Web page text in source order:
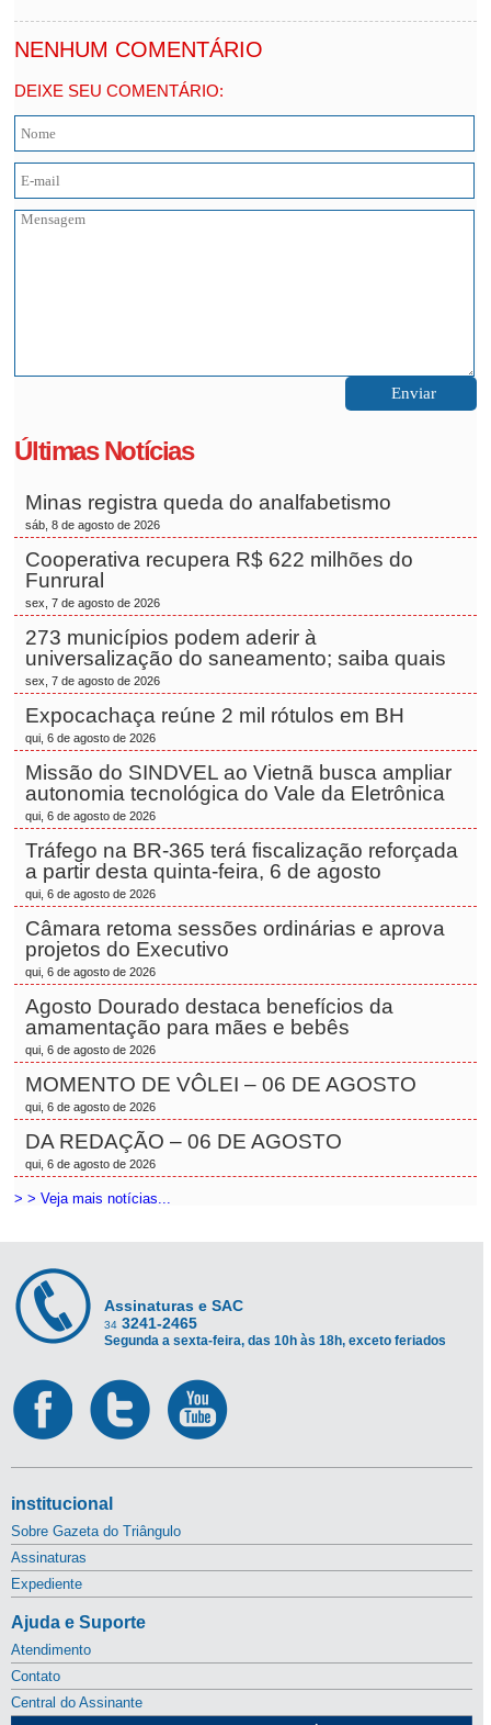
NENHUM COMENTÁRIO
DEIXE SEU COMENTÁRIO:
Últimas Notícias
Minas registra queda do analfabetismo
sáb, 8 de agosto de 2026
Cooperativa recupera R$ 622 milhões do
Funrural
sex, 7 de agosto de 2026
273 municípios podem aderir à
universalização do saneamento; saiba quais
sex, 7 de agosto de 2026
Expocachaça reúne 2 mil rótulos em BH
qui, 6 de agosto de 2026
Missão do SINDVEL ao Vietnã busca ampliar
autonomia tecnológica do Vale da Eletrônica
qui, 6 de agosto de 2026
Tráfego na BR-365 terá fiscalização reforçada
a partir desta quinta-feira, 6 de agosto
qui, 6 de agosto de 2026
Câmara retoma sessões ordinárias e aprova
projetos do Executivo
qui, 6 de agosto de 2026
Agosto Dourado destaca benefícios da
amamentação para mães e bebês
qui, 6 de agosto de 2026
MOMENTO DE VÔLEI – 06 DE AGOSTO
qui, 6 de agosto de 2026
DA REDAÇÃO – 06 DE AGOSTO
qui, 6 de agosto de 2026
> > Veja mais notícias...
Assinaturas e SAC
34 3241-2465
Segunda a sexta-feira, das 10h às 18h, exceto feriados
institucional
Sobre Gazeta do Triângulo
Assinaturas
Expediente
Ajuda e Suporte
Atendimento
Contato
Central do Assinante